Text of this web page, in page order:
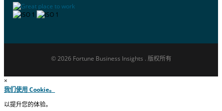
© 2026 Fortune Business Insights . 版权所有
×
我们使用 Cookie。
以提升您的体验。